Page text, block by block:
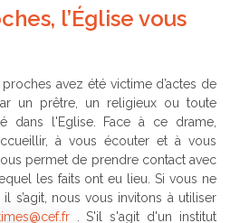
l’Église vous
avez été victime d’actes de
un prêtre, un religieux ou toute
dans l'Eglise. Face à ce drame,
à vous écouter et à vous
permet de prendre contact avec
les faits ont eu lieu. Si vous ne
s’agit, nous vous invitons à utiliser
. S'il s'agit d'un institut